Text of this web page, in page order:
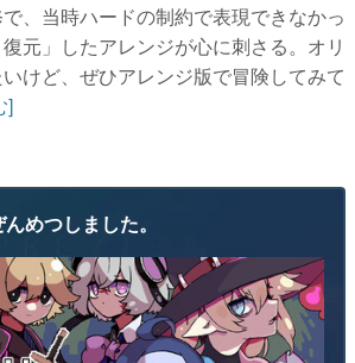
、当時ハードの制約で表現できなかっ
元」したアレンジが心に刺さる。オリ
けど、ぜひアレンジ版で冒険してみて
]
めつしました。